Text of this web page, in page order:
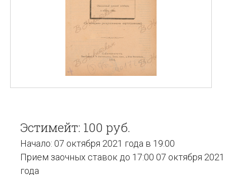
Эстимейт: 100 руб.
Начало: 07 октября 2021 года в 19:00
Прием заочных ставок до 17:00 07 октября 2021
года